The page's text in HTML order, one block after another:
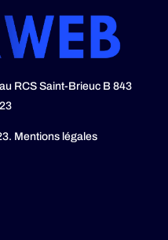
RCS Saint-Brieuc B 843
Mentions légales